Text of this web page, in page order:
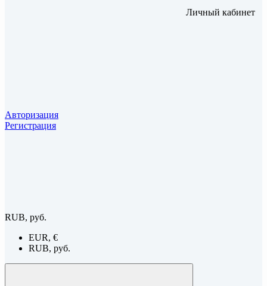
Личный кабинет
Авторизация
Регистрация
RUB, руб.
EUR, €
RUB, руб.